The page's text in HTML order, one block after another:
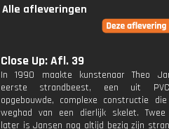
Alle afleveringen
Close Up: Afl. 39
In 1990 maakte kunstenaar Theo
eerste strandbeest, een uit
opgebouwde, complexe constructie
weghad van een dierlijk skelet. Twee
later is Jansen nog altijd bezig zijn